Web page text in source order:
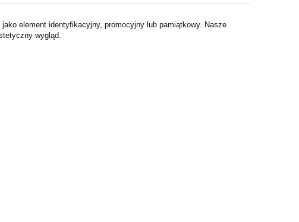
element identyfikacyjny, promocyjny lub pamiątkowy. Nasze
wygląd.